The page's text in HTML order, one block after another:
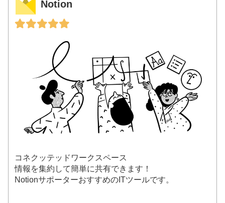
Notion
コネクッテッドワークスペース
情報を集約して簡単に共有できます！
NotionサポーターおすすめのITツールです。